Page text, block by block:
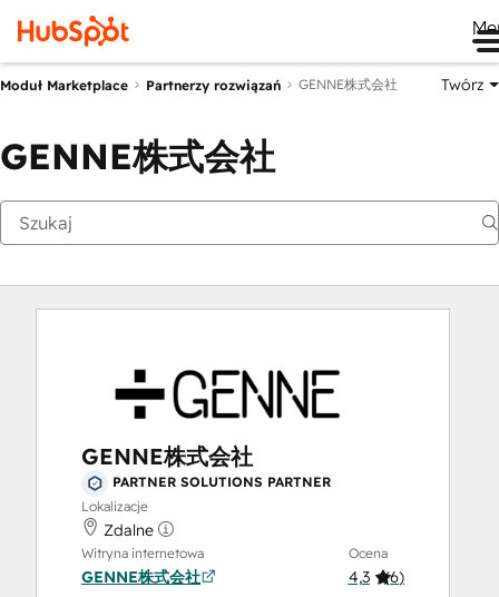
Moduł Marketplace Partnerzy rozwiązań GENNE株式会社 Twórz
GENNE株式会社
GENNE株式会社
PARTNER SOLUTIONS PARTNER
Lokalizacje
Zdalne
Witryna internetowa
GENNE株式会社
Ocena
4,3 (6)